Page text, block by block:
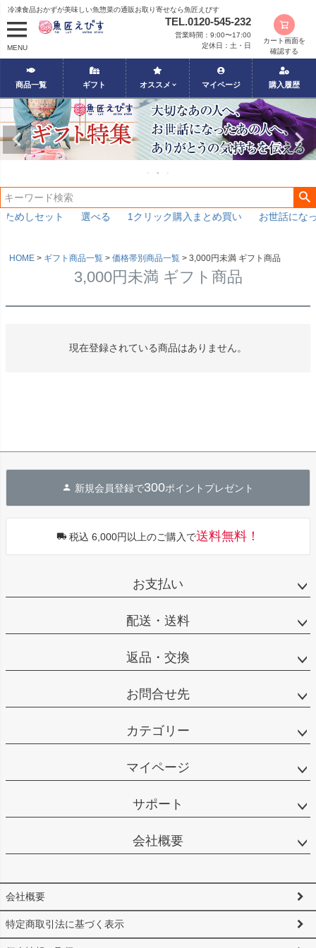
冷凍食品おかずが美味しい魚惣菜の通販お取り寄せなら魚匠えびす
MENU
TEL.0120-545-232
営業時間：9:00〜17:00
定休日：土・日
カート画面を
確認する
商品一覧 ギフト オススメ マイページ 購入履歴
めしセット 選べる 1クリック購入まとめ買い お世話にな
HOME ギフト商品一覧 価格帯別商品一覧 3,000円未満 ギフト商品
3,000円未満 ギフト商品
現在登録されている商品はありません。
新規会員登録で300ポイントプレゼント
税込 6,000円以上のご購入で送料無料！
お支払い
配送・送料
返品・交換
お問合せ先
カテゴリー
マイページ
サポート
会社概要
会社概要
特定商取引法に基づく表示